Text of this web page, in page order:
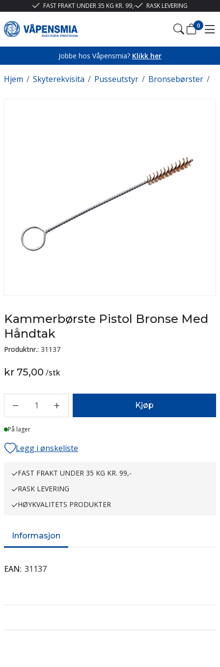
FAST FRAKT UNDER 35 KG KR. 99,- RASK LEVERING
0
Jobbe hos Våpensmia? Klikk her
/
Hjem /
Skyterekvisita /
Pusseutstyr /
Bronsebørster
Kammerbørste Pistol Bronse Med
Håndtak
Produktnr.: 31137
kr 75,00 /stk
1 Kjøp
På lager
Legg i ønskeliste
FAST FRAKT UNDER 35 KG KR. 99,-
RASK LEVERING
HØYKVALITETS PRODUKTER
Informasjon
EAN 31137